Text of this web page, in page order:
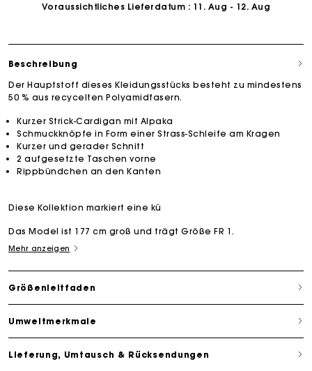
Voraussichtliches Lieferdatum : 11. Aug - 12. Aug
Beschreibung
Der Hauptstoff dieses Kleidungsstücks besteht zu mindestens
50 % aus recycelten Polyamidfasern.
Kurzer Strick-Cardigan mit Alpaka
Schmuckknöpfe in Form einer Strass-Schleife am Kragen
Kurzer und gerader Schnitt
2 aufgesetzte Taschen vorne
Rippbündchen an den Kanten
Diese Kollektion markiert eine kü
Das Model ist 177 cm groß und trägt Größe FR 1.
Mehr anzeigen
Größenleitfaden
Umweltmerkmale
Lieferung, Umtausch & Rücksendungen